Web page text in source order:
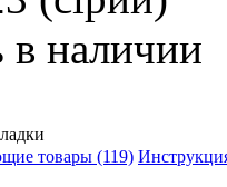
в наличии
товары (119)